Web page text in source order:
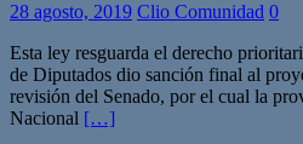
28 agosto, 2019 Clio Comunidad 0
Esta ley resguarda el derecho
de Diputados dio sanción final al
revisión del Senado, por el cual la
Nacional […]